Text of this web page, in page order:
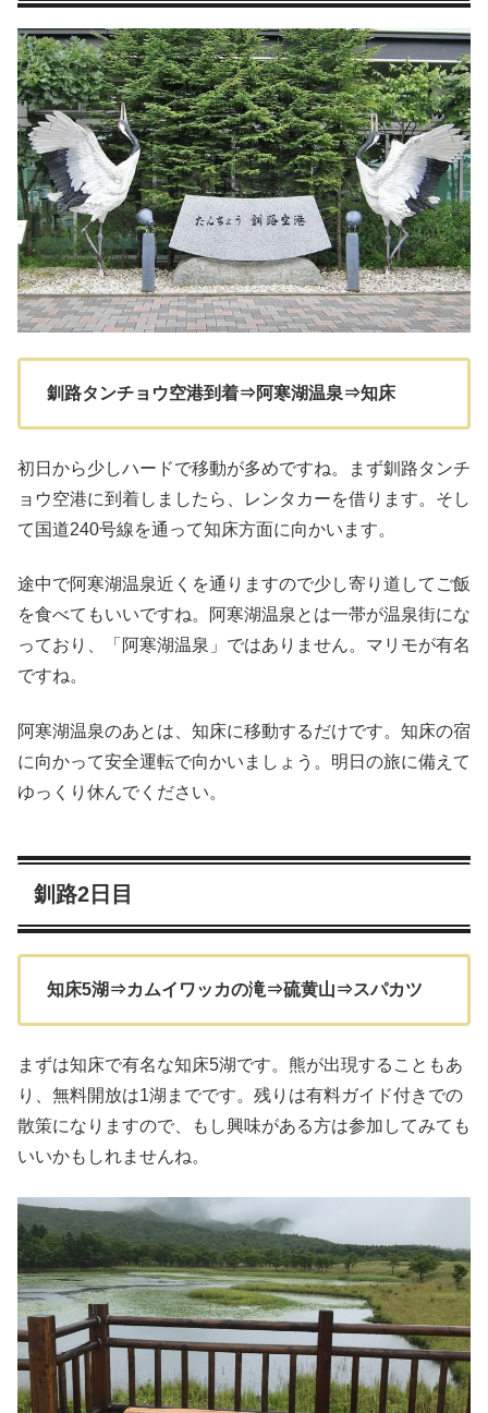
釧路タンチョウ空港到着⇒阿寒湖温泉⇒知床
初日から少しハードで移動が多めですね。まず釧路タンチ
ョウ空港に到着しましたら、レンタカーを借ります。そし
て国道240号線を通って知床方面に向かいます。
途中で阿寒湖温泉近くを通りますので少し寄り道してご飯
を食べてもいいですね。阿寒湖温泉とは一帯が温泉街にな
っており、「阿寒湖温泉」ではありません。マリモが有名
ですね。
阿寒湖温泉のあとは、知床に移動するだけです。知床の宿
に向かって安全運転で向かいましょう。明日の旅に備えて
ゆっくり休んでください。
釧路2日目
知床5湖⇒カムイワッカの滝⇒硫黄山⇒スパカツ
まずは知床で有名な知床5湖です。熊が出現することもあ
り、無料開放は1湖までです。残りは有料ガイド付きでの
散策になりますので、もし興味がある方は参加してみても
いいかもしれませんね。